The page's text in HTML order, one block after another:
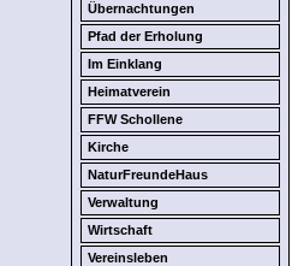
Übernachtungen
Pfad der Erholung
Im Einklang
Heimatverein
FFW Schollene
Kirche
NaturFreundeHaus
Verwaltung
Wirtschaft
Vereinsleben